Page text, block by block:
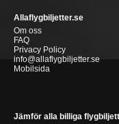
Allaflygbiljetter.se
Om oss
FAQ
Privacy Policy
info@allaflygbiljetter.se
Mobilsida
Jämför alla billiga